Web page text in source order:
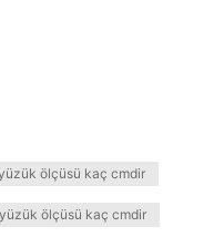
ölçüsü kaç cmdir
ölçüsü kaç cmdir